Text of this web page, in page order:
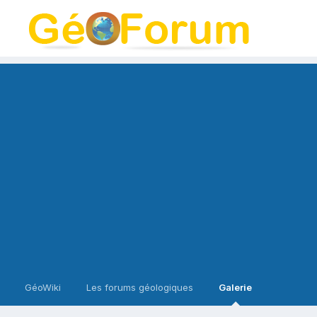
GéoWiki Les forums géologiques Galerie